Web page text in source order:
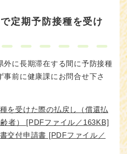
定期予防接種を受け
に長期滞在する間に予防接種
事前に健康課にお問合せ下さ
を受けた際の払戻し（償還払
者） [PDFファイル／163KB]
交付申請書 [PDFファイル／